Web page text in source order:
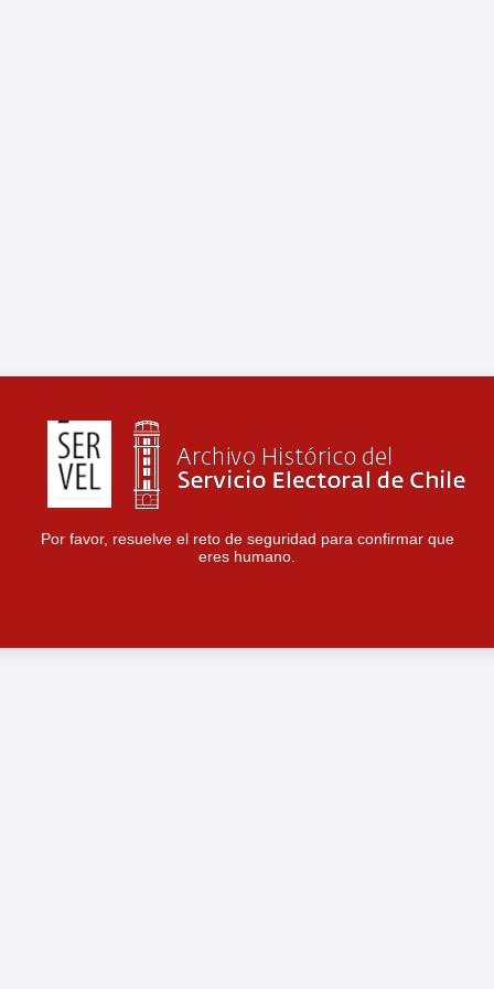
Por favor, resuelve el reto de seguridad para confirmar que
eres humano.